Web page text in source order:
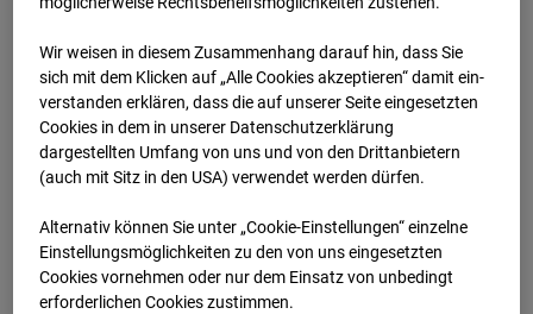
BC-145 - BV
Wohnquartett
Heddesheim
Heddesheim
Zur Übersicht
Wir weisen in diesem Zusammenhang darauf hin, dass Sie
sich mit dem Klicken auf „Alle Cookies akzeptieren“ damit ein­
ver­standen erklären, dass die auf unserer Seite eingesetzten
Cookies in dem in unserer Datenschutzerklärung
dargestellten Umfang von uns und von den Drittanbietern
(auch mit Sitz in den USA) verwendet werden dürfen.
Alternativ können Sie unter „Cookie-Einstellungen“ einzelne
Einstellungsmöglichkeiten zu den von uns eingesetzten
Cookies vornehmen oder nur dem Einsatz von unbedingt
erforderlichen Cookies zustimmen.